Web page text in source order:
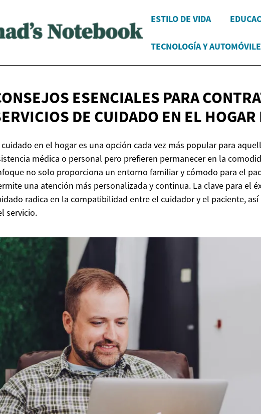
ESTILO DE VIDA
TECNOLOGÍA Y
ESENCIALES PARA
DE CUIDADO EN EL HOGAR
cuidado en el hogar es una opción cada vez más popular para
médica o personal pero prefieren permanecer en la
no solo proporciona un entorno familiar y cómodo para el
una atención más personalizada y continua. La clave para el
radica en la compatibilidad entre el cuidador y el paciente,
servicio.